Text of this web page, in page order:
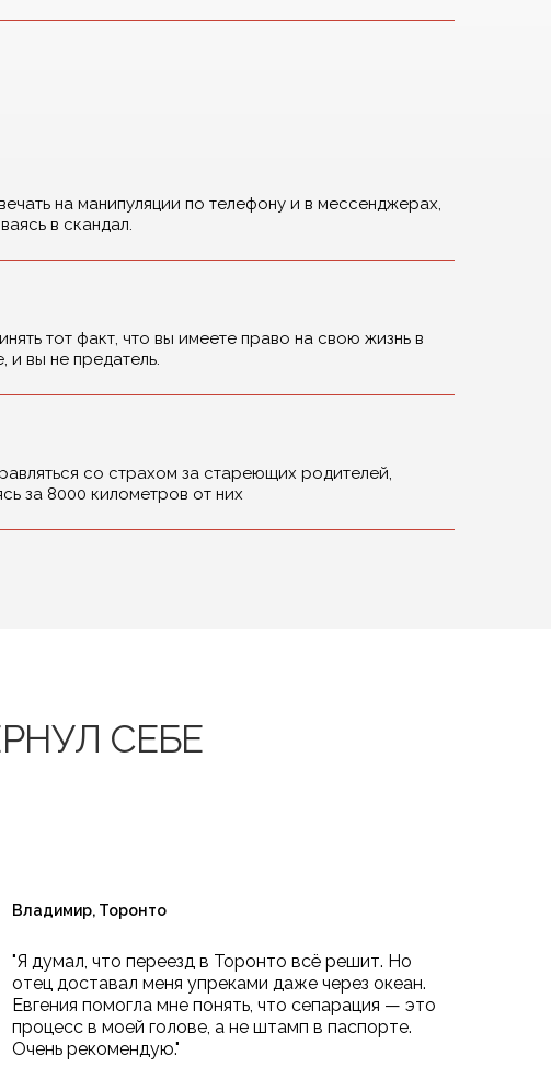
на манипуляции по телефону и в мессенджерах,
в скандал.
тот факт, что вы имеете право на свою жизнь в
и вы не предатель.
со страхом за стареющих родителей,
за 8000 километров от них
СЕБЕ
"Я думал, что переезд в Торонто всё решит. Но
отец доставал меня упреками даже через океан.
Евгения помогла мне понять, что сепарация — это
процесс в моей голове, а не штамп в паспорте.
Очень рекомендую."
Владимир, Торонто